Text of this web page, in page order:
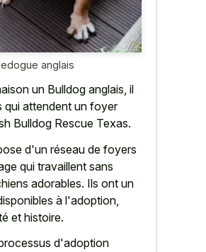
anglais
un Bulldog anglais, il
qui attendent un foyer
Bulldog Rescue Texas.
d'un réseau de foyers
qui travaillent sans
adorables. Ils ont un
à l'adoption,
et histoire.
d'adoption